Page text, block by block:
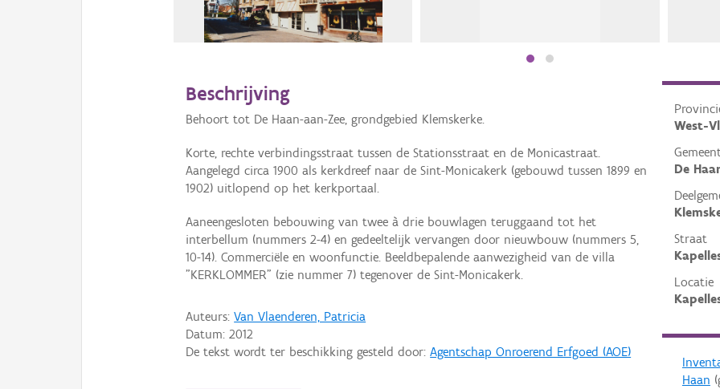
West-
De
Straat
Locatie
Haan
Beschrijving
Behoort tot De Haan-aan-Zee, grondgebied Klemskerke.
Korte, rechte verbindingsstraat tussen de Stationsstraat en de Monicastraat.
Aangelegd circa 1900 als kerkdreef naar de Sint-Monicakerk (gebouwd tussen 1899 en
1902) uitlopend op het kerkportaal.
Aaneengesloten bebouwing van twee à drie bouwlagen teruggaand tot het
interbellum (nummers 2-4) en gedeeltelijk vervangen door nieuwbouw (nummers 5,
10-14). Commerciële en woonfunctie. Beeldbepalende aanwezigheid van de villa
"KERKLOMMER" (zie nummer 7) tegenover de Sint-Monicakerk.
Auteurs:Van Vlaenderen, Patricia
Datum:2012
De tekst wordt ter beschikking gesteld door:Agentschap Onroerend Erfgoed (AOE)